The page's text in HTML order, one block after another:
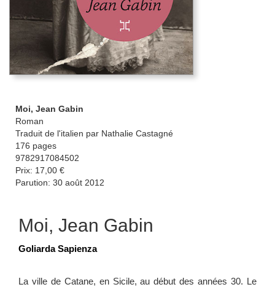
Moi, Jean Gabin
Roman
Traduit de l'italien par Nathalie Castagné
176 pages
9782917084502
Prix: 17,00 €
Parution: 30 août 2012
Moi, Jean Gabin
Goliarda Sapienza
La ville de Catane, en Sicile, au début des années 30. Le